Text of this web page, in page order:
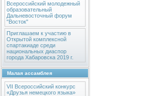
Всероссийский молодежный
образовательный
Дальневосточный форум
"Восток"
Приглашаем к участию в
Открытой комплексной
спартакиаде среди
национальных диаспор
города Хабаровска 2019 г.
Малая ассамблея
VII Всероссийский конкурс
«Друзья немецкого языка»